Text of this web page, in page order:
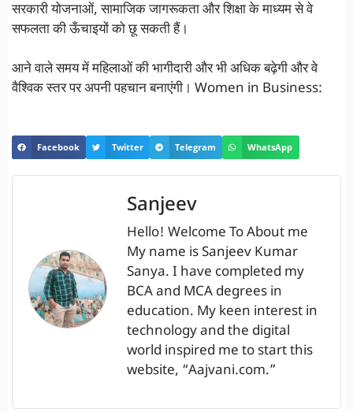
सरकारी योजनाओं, सामाजिक जागरूकता और शिक्षा के माध्यम से वे
सफलता की ऊँचाइयों को छू सकती हैं।
आने वाले समय में महिलाओं की भागीदारी और भी अधिक बढ़ेगी और वे
वैश्विक स्तर पर अपनी पहचान बनाएंगी। Women in Business:
Facebook Twitter Telegram WhatsApp
Sanjeev
Hello! Welcome To About me
My name is Sanjeev Kumar
Sanya. I have completed my
BCA and MCA degrees in
education. My keen interest in
technology and the digital
world inspired me to start this
website, “Aajvani.com.”